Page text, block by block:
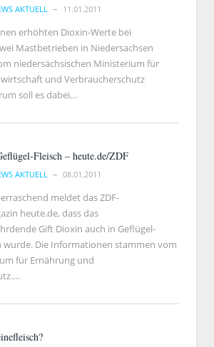
AKTUELL 11.01.2011
erhöhten Dioxin-Werte bei
Mastbetrieben in Niedersachsen
niedersächsischen Ministerium für
und Verbraucherschutz
soll es dabei…
Fleisch – heute.de/ZDF
AKTUELL 08.01.2011
meldet das ZDF-
heute.de, dass das
Gift Dioxin auch in Geflügel-
wurde. Die Informationen stammen vom
für Ernährung und